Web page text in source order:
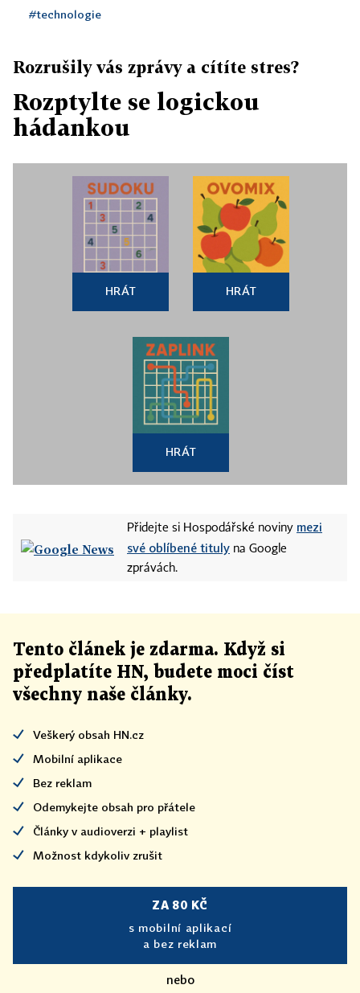
#technologie
Rozrušily vás zprávy a cítíte stres?
Rozptylte se logickou
hádankou
HRÁT HRÁT
HRÁT
Přidejte si Hospodářské noviny mezi
své oblíbené tituly na Google
zprávách.
Tento článek je zdarma. Když si
předplatíte HN, budete moci číst
všechny naše články.
Veškerý obsah HN.cz
Mobilní aplikace
Bez reklam
Odemykejte obsah pro přátele
Články v audioverzi + playlist
Možnost kdykoliv zrušit
ZA 80 KČ
s mobilní aplikací
a bez reklam
nebo